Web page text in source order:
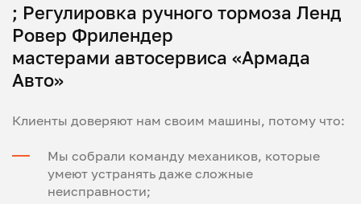
; Регулировка ручного тормоза Ленд
Ровер Фрилендер
мастерами автосервиса «Армада
Авто»
Клиенты доверяют нам своим машины, потому что:
Мы собрали команду механиков, которые
умеют устранять даже сложные
неисправности;